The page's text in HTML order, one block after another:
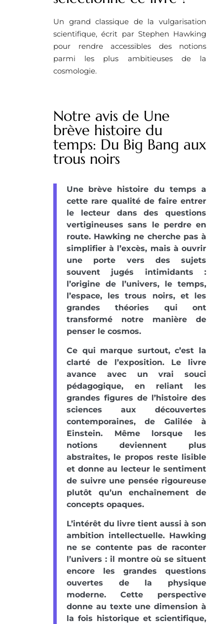
Un grand classique de la vulgarisation
scientifique, écrit par Stephen Hawking
pour rendre accessibles des notions
parmi les plus ambitieuses de la
cosmologie.
Notre avis de Une
brève histoire du
temps: Du Big Bang aux
trous noirs
Une brève histoire du temps a
cette rare qualité de faire entrer
le lecteur dans des questions
vertigineuses sans le perdre en
route. Hawking ne cherche pas à
simplifier à l’excès, mais à ouvrir
une porte vers des sujets
souvent jugés intimidants :
l’origine de l’univers, le temps,
l’espace, les trous noirs, et les
grandes théories qui ont
transformé notre manière de
penser le cosmos.
Ce qui marque surtout, c’est la
clarté de l’exposition. Le livre
avance avec un vrai souci
pédagogique, en reliant les
grandes figures de l’histoire des
sciences aux découvertes
contemporaines, de Galilée à
Einstein. Même lorsque les
notions deviennent plus
abstraites, le propos reste lisible
et donne au lecteur le sentiment
de suivre une pensée rigoureuse
plutôt qu’un enchaînement de
concepts opaques.
L’intérêt du livre tient aussi à son
ambition intellectuelle. Hawking
ne se contente pas de raconter
l’univers : il montre où se situent
encore les grandes questions
ouvertes de la physique
moderne. Cette perspective
donne au texte une dimension à
la fois historique et scientifique,